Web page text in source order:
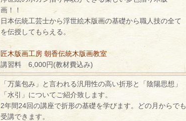
画！！
日本伝統工芸士から浮世絵木版画の基礎から職人技の全て
を伝授してもらえる。
匠木版画工房 朝香伝統木版画教室
講習料 6,000円(教材費込み)
「万葉包み」と言われる汎用性の高い折形と「陰陽思想」
「水引」についてご紹介致します。
2年間24回の講座で折形の基礎を学びます。どの月からでも
受講できます。